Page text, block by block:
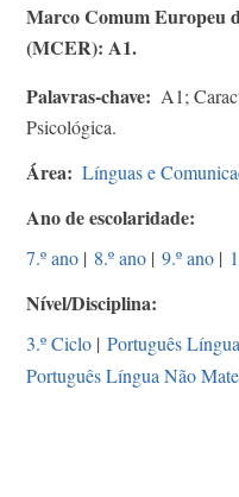
Marco Comum Europeu
(MCER): A1.
Palavras-chave
A1;
Psicológica.
Área Línguas e
Ano de escolaridade
7.º ano | 8.º ano | 9.º ano |
Nível/Disciplina
3.º Ciclo | Português
Português Língua Não